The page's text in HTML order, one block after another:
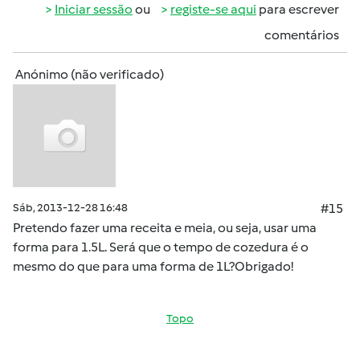
Iniciar sessão ou registe-se aqui para escrever
comentários
Anónimo (não verificado)
Sáb, 2013-12-28 16:48
#15
Pretendo fazer uma receita e meia, ou seja, usar uma
forma para 1.5L. Será que o tempo de cozedura é o
mesmo do que para uma forma de 1L?Obrigado!
Topo